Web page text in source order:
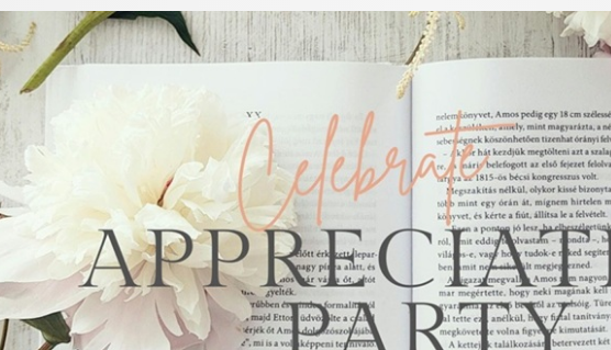
トリ
ップ
アド
バイ
ザー
ユー
チュ
ーブ
イン
スタ
グラ
ム
ファ
イス
ブッ
ク